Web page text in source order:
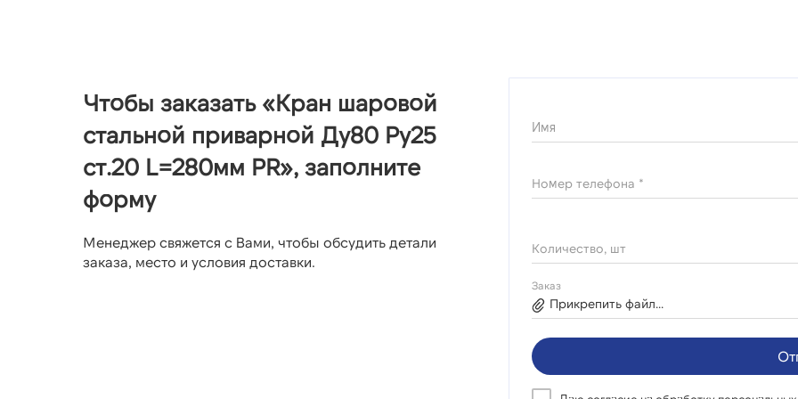
Чтобы заказать «Кран шаровой
стальной приварной Ду80 Ру25
ст.20 L=280мм PR», заполните
форму
Менеджер свяжется с Вами, чтобы обсудить детали
заказа, место и условия доставки.
Имя
Номер телефона *
Количество, шт
Заказ
Прикрепить файл...